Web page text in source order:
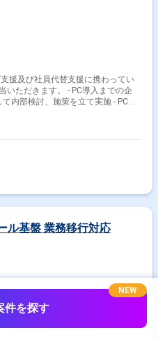
援及び社員代替支援に携わってい
。 - PC導入までの企
ル基盤 業務移行対応
件を探す
NEW